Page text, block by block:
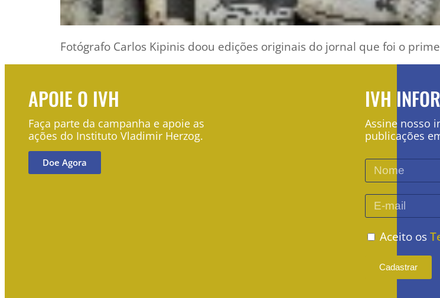
Fotógrafo Carlos Kipinis doou edições originais do jornal que foi o
APOIE O IVH
Faça parte da campanha e apoie as
ações do Instituto Vladimir Herzog.
Doe Agora
IVH
Assine nosso
publicações
Aceito os
Cadastrar